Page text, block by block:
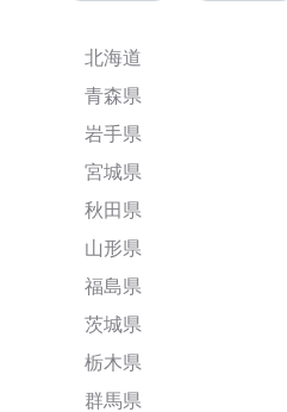
北海道
青森県
岩手県
宮城県
秋田県
山形県
福島県
茨城県
栃木県
群馬県